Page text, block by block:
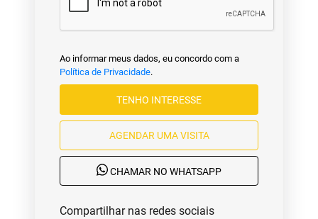
Ao informar meus dados, eu concordo com a
Política de Privacidade.
TENHO INTERESSE
AGENDAR UMA VISITA
CHAMAR NO WHATSAPP
Compartilhar nas redes sociais